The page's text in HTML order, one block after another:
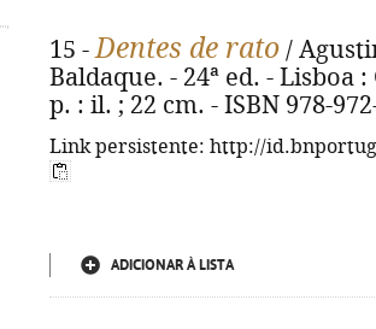
15 -Dentes de rato /
Baldaque. - 24ª ed. - Lisboa
p. : il. ; 22 cm. - ISBN 978-
Link persistente: http://
ADICIONAR À LISTA